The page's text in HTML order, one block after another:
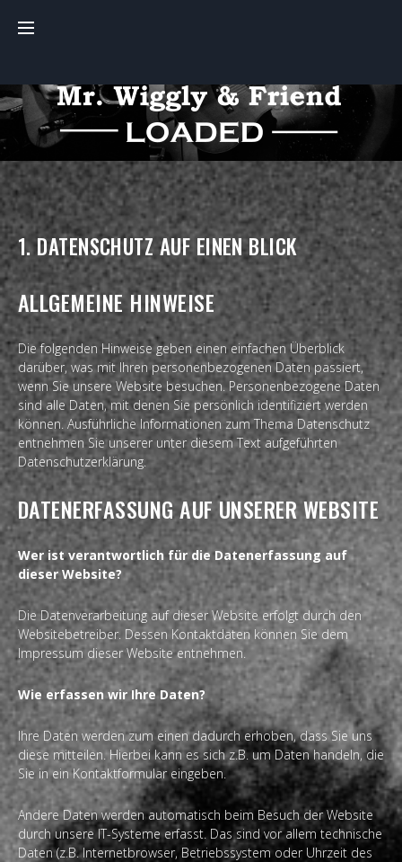
1. DATENSCHUTZ AUF EINEN BLICK
ALLGEMEINE HINWEISE
Die folgenden Hinweise geben einen einfachen Überblick
darüber, was mit Ihren personenbezogenen Daten passiert,
wenn Sie unsere Website besuchen. Personenbezogene Daten
sind alle Daten, mit denen Sie persönlich identifiziert werden
können. Ausführliche Informationen zum Thema Datenschutz
entnehmen Sie unserer unter diesem Text aufgeführten
Datenschutzerklärung.
DATENERFASSUNG AUF UNSERER WEBSITE
Wer ist verantwortlich für die Datenerfassung auf
dieser Website?
Die Datenverarbeitung auf dieser Website erfolgt durch den
Websitebetreiber. Dessen Kontaktdaten können Sie dem
Impressum dieser Website entnehmen.
Wie erfassen wir Ihre Daten?
Ihre Daten werden zum einen dadurch erhoben, dass Sie uns
diese mitteilen. Hierbei kann es sich z.B. um Daten handeln, die
Sie in ein Kontaktformular eingeben.
Andere Daten werden automatisch beim Besuch der Website
durch unsere IT-Systeme erfasst. Das sind vor allem technische
Daten (z.B. Internetbrowser, Betriebssystem oder Uhrzeit des